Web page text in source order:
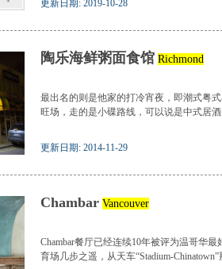
更新日期: 2019-10-28
陶乐海鲜粥面食馆 Richmond
最出名的则是他家的打冷宵夜，即潮式粤
旺场，走的是小碟路线，可以说是中式居酒
更新日期: 2014-11-29
Chambar Vancouver
Chambar餐厅已经连续10年被评为温哥华
育场几步之遥，从天车“Stadium-